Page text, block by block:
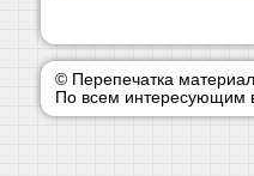
© Перепечатка
По всем интересующим